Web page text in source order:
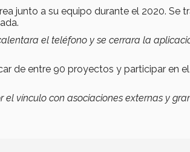
junto a su equipo durante el 2020. Se
el teléfono y se cerrara la
de entre 90 proyectos y participar en el
vínculo con asociaciones externas y